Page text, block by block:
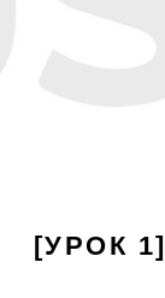
[УРОК 1]